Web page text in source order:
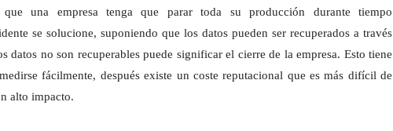
una empresa tenga que parar toda su producción durante tiempo
se solucione, suponiendo que los datos pueden ser recuperados a través
datos no son recuperables puede significar el cierre de la empresa. Esto tiene
fácilmente, después existe un coste reputacional que es más difícil de
alto impacto.